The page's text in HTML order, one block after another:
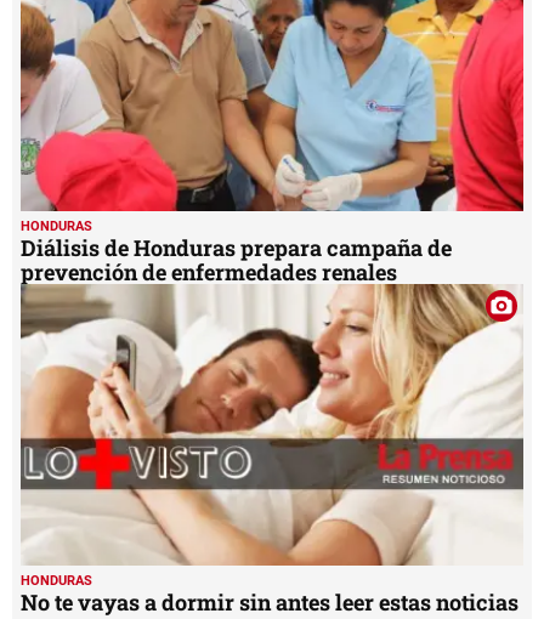
HONDURAS
Diálisis de Honduras prepara campaña de
prevención de enfermedades renales
HONDURAS
No te vayas a dormir sin antes leer estas noticias